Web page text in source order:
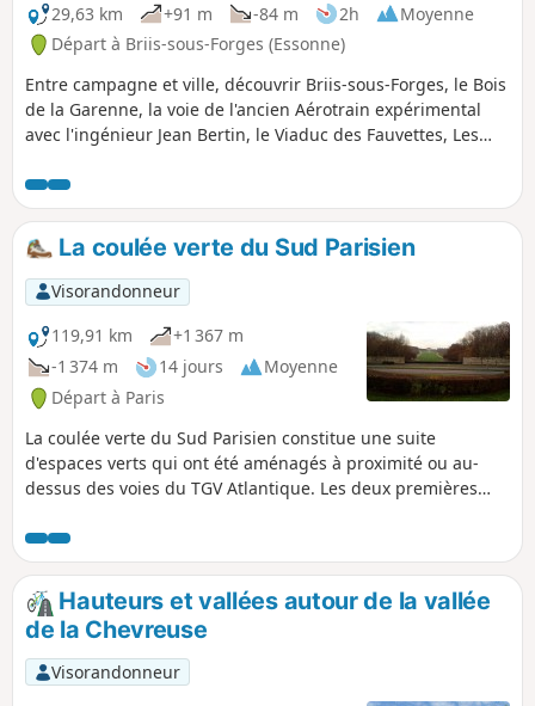
29,63 km
+91 m -84 m 2h
Moyenne
Départ à Briis-sous-Forges (Essonne)
Entre campagne et ville, découvrir Briis-sous-Forges, le Bois
de la Garenne, la voie de l'ancien Aérotrain expérimental
avec l'ingénieur Jean Bertin, le Viaduc des Fauvettes, Les
Le Corbusier.
La coulée verte du Sud Parisien
Visorandonneur
119,91 km
+1 367 m
-1 374 m
14 jours
Moyenne
Départ à Paris
La coulée verte du Sud Parisien constitue une suite
d'espaces verts qui ont été aménagés à proximité ou au-
dessus des voies du TGV Atlantique. Les deux premières
Montparnasse jusqu'à Massy. Les étapes suivantes
prolongent la coulée dans la vallée de l'Yvette et sur le
plateau de Saclay.
Hauteurs et vallées autour de la vallée
de la Chevreuse
Visorandonneur